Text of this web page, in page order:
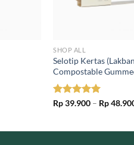
SHOP ALL
Selotip Kertas
Compostable
Rated5.00
Rp39.900 – Rp